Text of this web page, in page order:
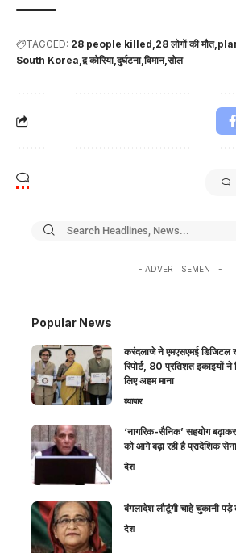
TAGGED: 28 people killed 28 लोगों की मौत
South Korea द़ कोरिया दुर्घटना विमान सोल
- ADVERTISEMENT -
Popular News
करंदलाजे ने एमएसएमई डिजिटल
रिपोर्ट, 80 प्रतिशत इकाइयों
लिए अहम माना
व्यापार
‘नागरिक-सैनिक’ सहयोग
को आगे बढ़ा रही है प्रादेशिक
देश
बंगलादेश लौटूंगी चाहे चुकानी
देश